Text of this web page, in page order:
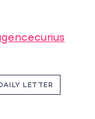
LETTER